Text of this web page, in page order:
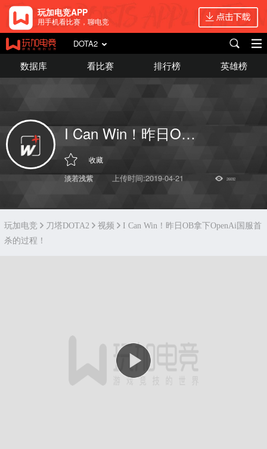
玩加电竞APP
用手机看比赛，聊电竞
DOTA2
数据库 看比赛 排行榜 英雄榜
I Can Win！昨日OB拿下OpenAi国服首杀的过程！
收藏
淡若浅紫 上传时间:2019-04-21 26692
玩加电竞 刀塔DOTA2 视频
I Can Win！昨日OB拿下OpenAi国服首
杀的过程！